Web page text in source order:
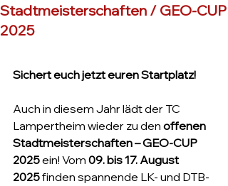
Stadtmeisterschaften / GEO-CUP
2025
Sichert euch jetzt euren Startplatz!
Auch in diesem Jahr lädt der TC
Lampertheim wieder zu den offenen
Stadtmeisterschaften – GEO-CUP
2025 ein! Vom 09. bis 17. August
2025 finden spannende LK- und DTB-